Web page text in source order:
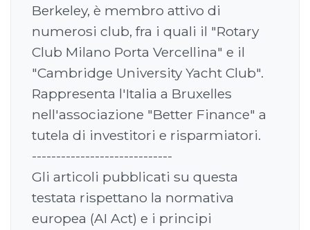
Berkeley, è membro attivo di
numerosi club, fra i quali il "Rotary
Club Milano Porta Vercellina" e il
"Cambridge University Yacht Club".
Rappresenta l'Italia a Bruxelles
nell'associazione "Better Finance" a
tutela di investitori e risparmiatori.
-----------------------------
Gli articoli pubblicati su questa
testata rispettano la normativa
europea (AI Act) e i principi